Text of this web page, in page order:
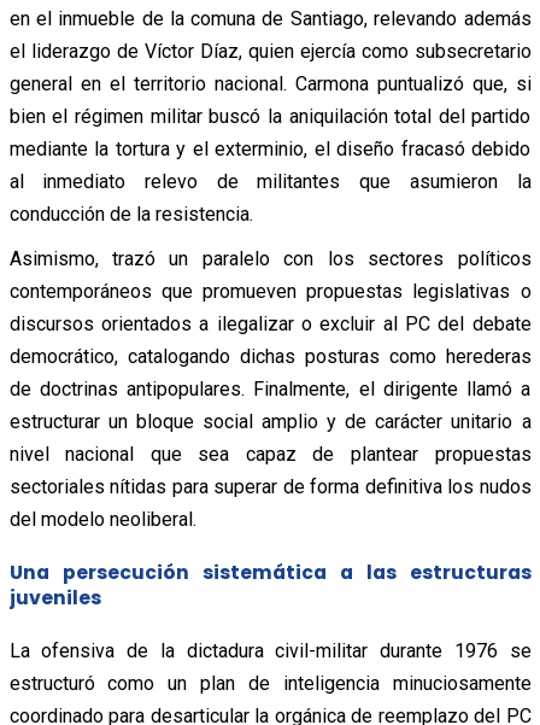
en el inmueble de la comuna de Santiago, relevando además
el liderazgo de Víctor Díaz, quien ejercía como subsecretario
general en el territorio nacional. Carmona puntualizó que, si
bien el régimen militar buscó la aniquilación total del partido
mediante la tortura y el exterminio, el diseño fracasó debido
al inmediato relevo de militantes que asumieron la
conducción de la resistencia.
Asimismo, trazó un paralelo con los sectores políticos
contemporáneos que promueven propuestas legislativas o
discursos orientados a ilegalizar o excluir al PC del debate
democrático, catalogando dichas posturas como herederas
de doctrinas antipopulares. Finalmente, el dirigente llamó a
estructurar un bloque social amplio y de carácter unitario a
nivel nacional que sea capaz de plantear propuestas
sectoriales nítidas para superar de forma definitiva los nudos
del modelo neoliberal.
Una persecución sistemática a las estructuras
juveniles
La ofensiva de la dictadura civil-militar durante 1976 se
estructuró como un plan de inteligencia minuciosamente
coordinado para desarticular la orgánica de reemplazo del PC